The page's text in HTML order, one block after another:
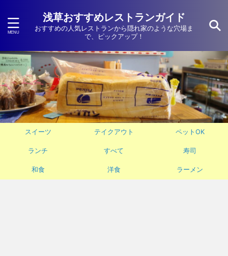
浅草おすすめレストランガイド
おすすめの人気レストランから隠れ家のような穴場ま
で、ピックアップ！
スイーツ テイクアウト ペットOK
ランチ すべて 寿司
和食 洋食 ラーメン